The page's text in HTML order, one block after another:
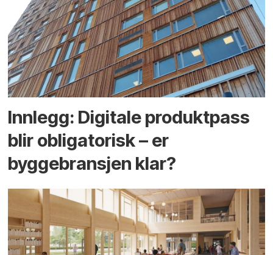
Innlegg: Digitale produktpass
blir obligatorisk – er
byggebransjen klar?